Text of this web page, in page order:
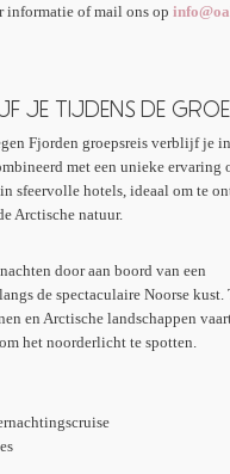
informatie of mail ons op
JE TIJDENS DE
Fjorden groepsreis verblijf je
met een unieke ervaring
sfeervolle hotels, ideaal om te
Arctische natuur.
door aan boord van een
de spectaculaire Noorse
en Arctische landschappen
het noorderlicht te spotten.